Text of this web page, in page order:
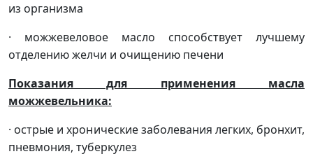
из организма
· можжевеловое масло способствует лучшему
отделению желчи и очищению печени
Показания для применения масла
можжевельника:
· острые и хронические заболевания легких, бронхит,
пневмония, туберкулез